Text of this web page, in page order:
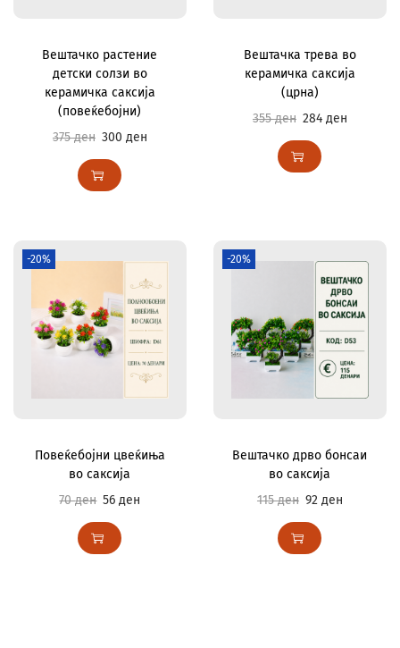
Вештачко растение
детски солзи во
керамичка саксија
(повеќебојни)
375ден 300 ден
Вештачка трева во
керамичка саксија
(црна)
355ден 284 ден
-20%
Повеќебојни цвеќиња
во саксија
70ден 56ден
-20%
Вештачко дрво бонсаи
во саксија
115ден 92 ден